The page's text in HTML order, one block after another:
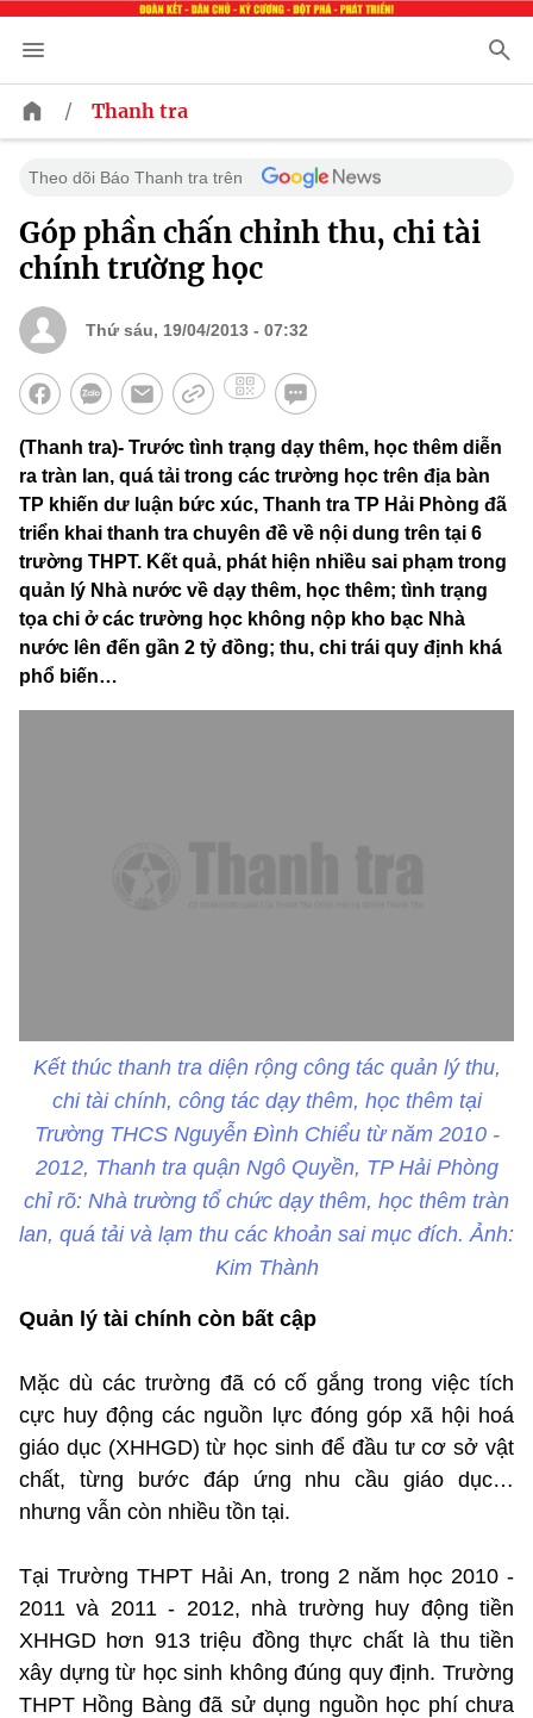
/ Thanh tra
Theo dõi Báo Thanh tra trên
Góp phần chấn chỉnh thu, chi tài
chính trường học
Thứ sáu, 19/04/2013 - 07:32
(Thanh tra)- Trước tình trạng dạy thêm, học thêm diễn
ra tràn lan, quá tải trong các trường học trên địa bàn
TP khiến dư luận bức xúc, Thanh tra TP Hải Phòng đã
triển khai thanh tra chuyên đề về nội dung trên tại 6
trường THPT. Kết quả, phát hiện nhiều sai phạm trong
quản lý Nhà nước về dạy thêm, học thêm; tình trạng
tọa chi ở các trường học không nộp kho bạc Nhà
nước lên đến gần 2 tỷ đồng; thu, chi trái quy định khá
phổ biến…
Kết thúc thanh tra diện rộng công tác quản lý thu,
chi tài chính, công tác dạy thêm, học thêm tại
Trường THCS Nguyễn Đình Chiểu từ năm 2010 -
2012, Thanh tra quận Ngô Quyền, TP Hải Phòng
chỉ rõ: Nhà trường tổ chức dạy thêm, học thêm tràn
lan, quá tải và lạm thu các khoản sai mục đích. Ảnh:
Kim Thành
Quản lý tài chính còn bất cập
Mặc dù các trường đã có cố gắng trong việc tích
cực huy động các nguồn lực đóng góp xã hội hoá
giáo dục (XHHGD) từ học sinh để đầu tư cơ sở vật
chất, từng bước đáp ứng nhu cầu giáo dục…
nhưng vẫn còn nhiều tồn tại.
Tại Trường THPT Hải An, trong 2 năm học 2010 -
2011 và 2011 - 2012, nhà trường huy động tiền
XHHGD hơn 913 triệu đồng thực chất là thu tiền
xây dựng từ học sinh không đúng quy định. Trường
THPT Hồng Bàng đã sử dụng nguồn học phí chưa